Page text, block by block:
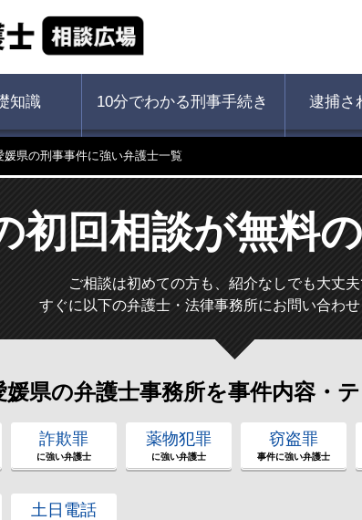
知識 10分でわかる刑事手続き 逮捕さ
媛県の刑事事件に強い弁護士一覧
初回相談が無料
ご相談は初めての方も、紹介なしでも大丈夫
すぐに以下の弁護士・法律事務所にお問い合わせ
媛県の弁護士事務所を事件内容・
詐欺罪
に強い弁護士
薬物犯罪
に強い弁護士
窃盗罪
事件に強い弁護士
土日電話